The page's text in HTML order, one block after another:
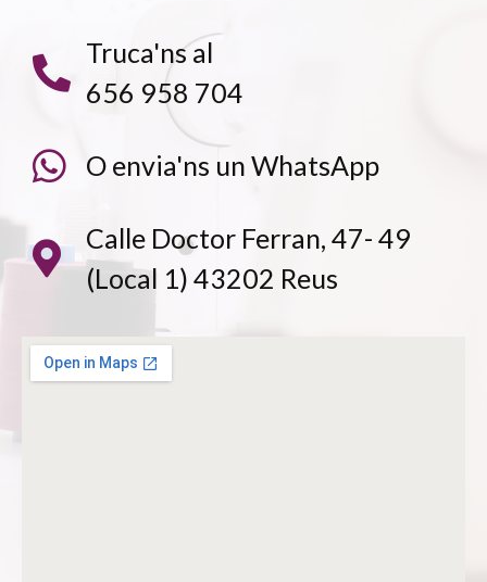
Truca'ns al
656 958 704
O envia'ns un WhatsApp
Calle Doctor Ferran, 47- 49
(Local 1) 43202 Reus